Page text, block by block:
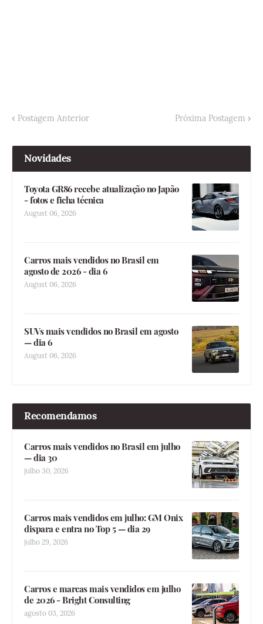
Postagem Anterior Próxima Postagem
Novidades
Toyota GR86 recebe atualização no Japão
- fotos e ficha técnica
August 06, 2026
Carros mais vendidos no Brasil em
agosto de 2026 - dia 6
August 06, 2026
SUVs mais vendidos no Brasil em agosto
— dia 6
August 06, 2026
Recomendamos
Carros mais vendidos no Brasil em julho
— dia 30
julho 30, 2026
Carros mais vendidos em julho: GM Onix
dispara e entra no Top 5 — dia 29
julho 29, 2026
Carros e marcas mais vendidos em julho
de 2026 - Bright Consulting
agosto 03, 2026